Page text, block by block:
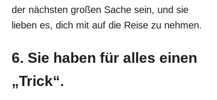
der nächsten großen Sache sein, und sie
lieben es, dich mit auf die Reise zu nehmen.
6. Sie haben für alles einen
„Trick“.